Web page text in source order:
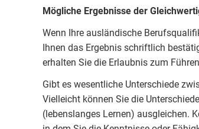
Mögliche Ergebnisse der
Wenn Ihre ausländische
Ihnen das Ergebnis schriftlich
erhalten Sie die Erlaubnis zum
Gibt es wesentliche Unterschiede
Vielleicht können Sie die
(lebenslanges Lernen) ausgleichen.